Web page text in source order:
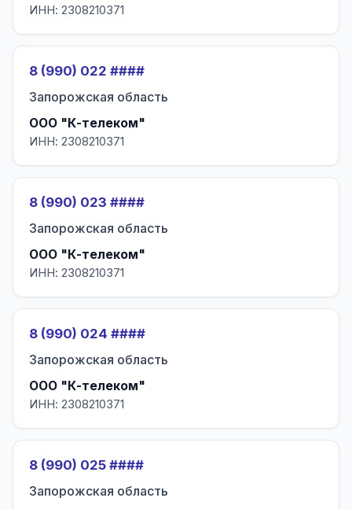
ИНН: 2308210371
8 (990) 022 ####
Запорожская область
ООО "К-телеком"
ИНН: 2308210371
8 (990) 023 ####
Запорожская область
ООО "К-телеком"
ИНН: 2308210371
8 (990) 024 ####
Запорожская область
ООО "К-телеком"
ИНН: 2308210371
8 (990) 025 ####
Запорожская область